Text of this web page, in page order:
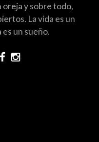
oreja y sobre todo,
La vida es un
es un sueño.